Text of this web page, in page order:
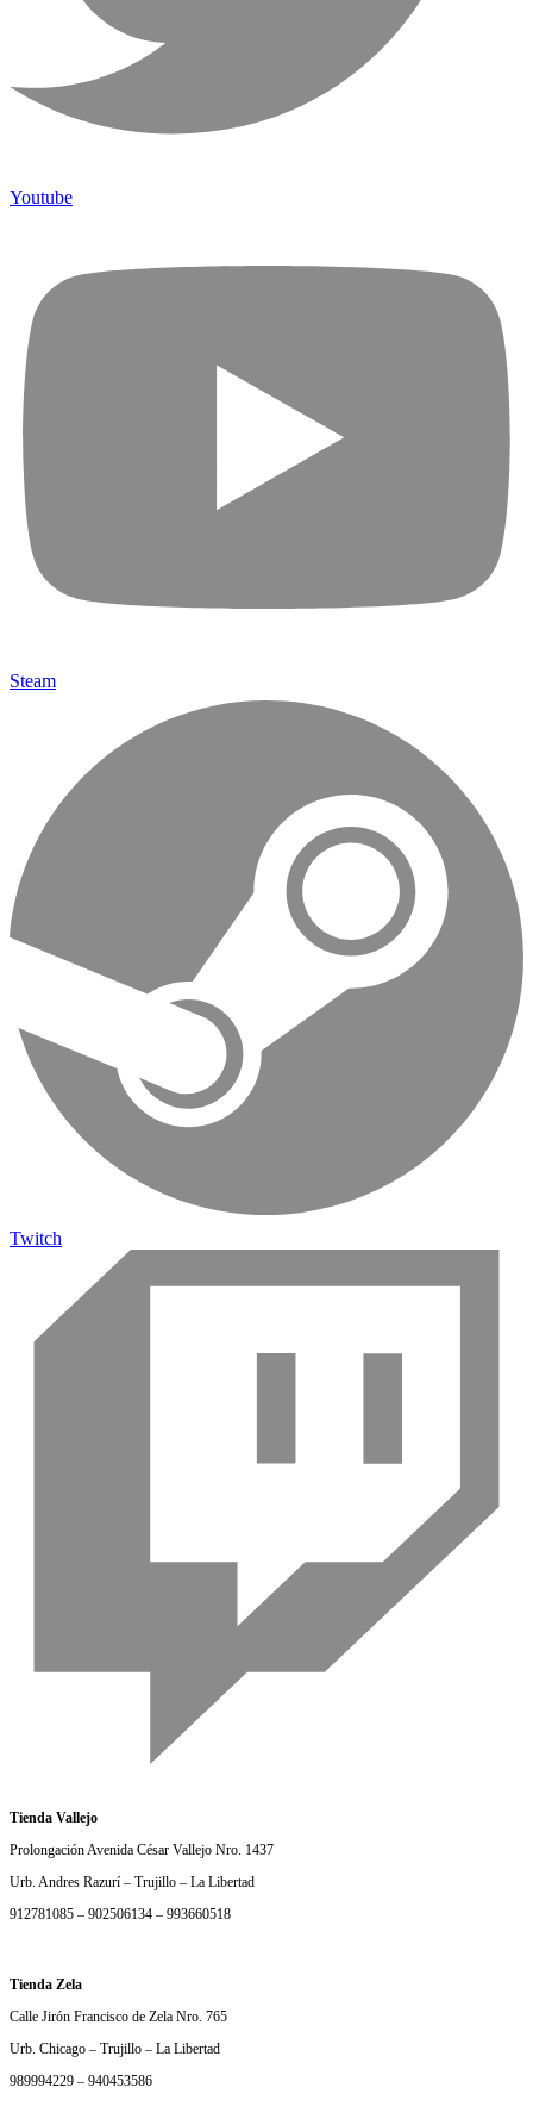
Youtube
Steam
Twitch
Tienda Vallejo
Prolongación Avenida César Vallejo Nro. 1437
Urb. Andres Razurí – Trujillo – La Libertad
912781085 – 902506134 – 993660518
Tienda Zela
Calle Jirón Francisco de Zela Nro. 765
Urb. Chicago – Trujillo – La Libertad
989994229 – 940453586